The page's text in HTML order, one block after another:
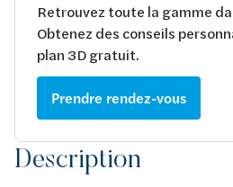
Retrouvez toute la gamme
Obtenez des conseils
plan 3D gratuit.
Prendre rendez-vous
Description